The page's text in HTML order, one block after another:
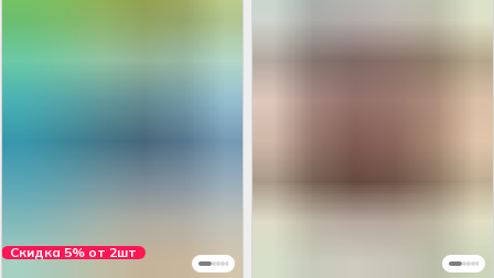
Скидка 5% от 2шт